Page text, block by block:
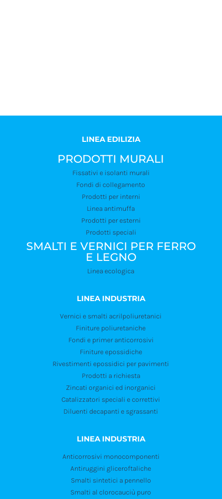
LINEA EDILIZIA
PRODOTTI MURALI
Fissativi e isolanti murali
Fondi di collegamento
Prodotti per interni
Linea antimuffa
Prodotti per esterni
Prodotti speciali
SMALTI E VERNICI PER FERRO
E LEGNO
Linea ecologica
LINEA INDUSTRIA
Vernici e smalti acrilpoliuretanici
Finiture poliuretaniche
Fondi e primer anticorrosivi
Finiture epossidiche
Rivestimenti epossidici per pavimenti
Prodotti a richiesta
Zincati organici ed inorganici
Catalizzatori speciali e correttivi
Diluenti decapanti e sgrassanti
LINEA INDUSTRIA
Anticorrosivi monocomponenti
Antiruggini gliceroftaliche
Smalti sintetici a pennello
Smalti al clorocauciù puro